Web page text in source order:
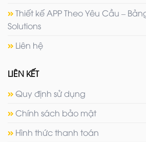
Thiết kế APP Theo Yêu Cầu –
Solutions
Liên hệ
LIÊN KẾT
Quy định sử dụng
Chính sách bảo mật
Hình thức thanh toán